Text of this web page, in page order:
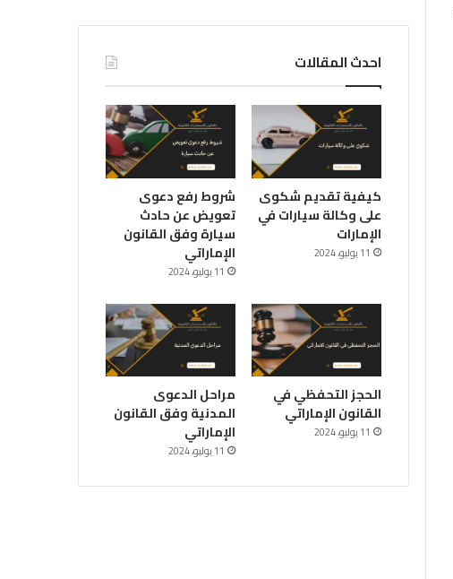
احدث المقالات
كيفية تقديم شكوى
على وكالة سيارات في
الإمارات
11 يوليو، 2024
شروط رفع دعوى
تعويض عن حادث
سيارة وفق القانون
الإماراتي
11 يوليو، 2024
الحجز التحفظي في
القانون الإماراتي
11 يوليو، 2024
مراحل الدعوى
المدنية وفق القانون
الإماراتي
11 يوليو، 2024